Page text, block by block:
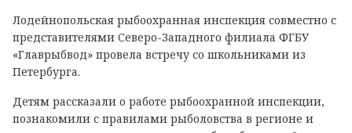
Лодейнопольская рыбоохранная инспекция совместно с
представителями Северо-Западного филиала ФГБУ
«Главрыбвод» провела встречу со школьниками из
Петербурга.
Детям рассказали о работе рыбоохранной инспекции,
познакомили с правилами рыболовства в регионе и